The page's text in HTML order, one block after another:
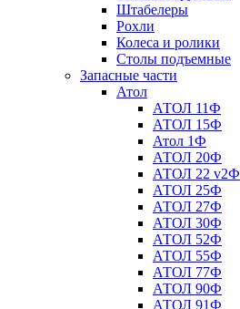
Штабелеры
Рохли
Колеса и ролики
Столы подъемные
Запасные части
Атол
АТОЛ 11Ф
АТОЛ 15Ф
Атол 1Ф
АТОЛ 20Ф
АТОЛ 22 v2Ф
АТОЛ 25Ф
АТОЛ 27Ф
АТОЛ 30Ф
АТОЛ 52Ф
АТОЛ 55Ф
АТОЛ 77Ф
АТОЛ 90Ф
АТОЛ 91Ф